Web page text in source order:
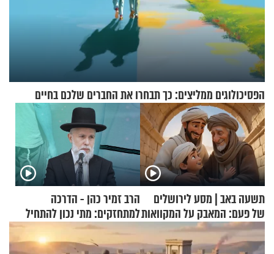
הפסיכולוגים ממליצים: כך תבחרו את החברים שלכם בחיים
תשעה באב | מסע לירושלים
של פעם: המאבק על המקוואות
הרב זמיר כהן - הדרכה
למתחזקים: מתי נכון להתחיל
עם לבישת הציצית?